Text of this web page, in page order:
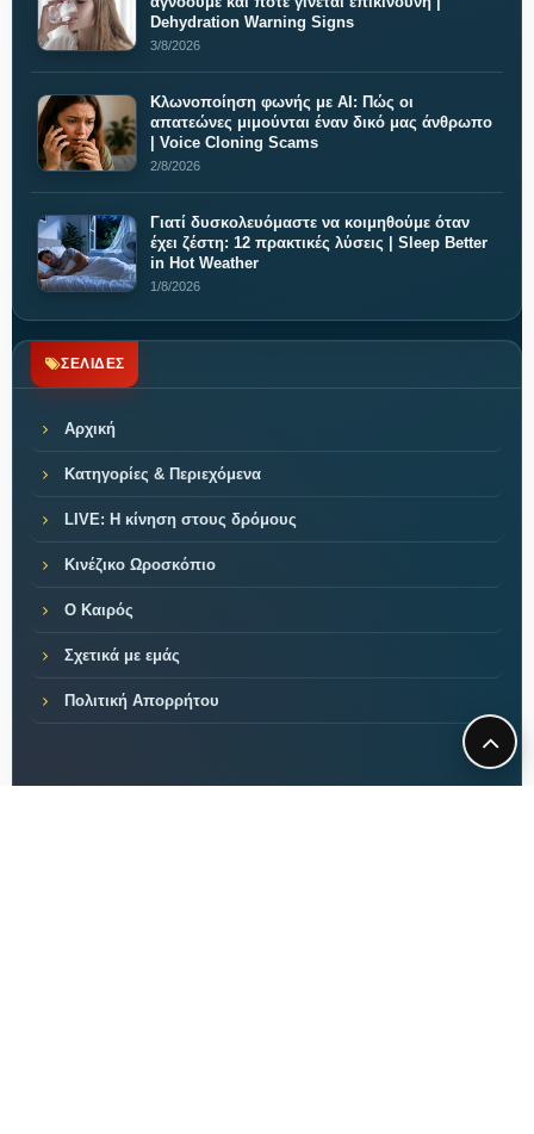
Dehydration Warning Signs
3/8/2026
Κλωνοποίηση φωνής με AI: Πώς οι
απατεώνες μιμούνται έναν δικό μας άνθρωπο
| Voice Cloning Scams
2/8/2026
Γιατί δυσκολευόμαστε να κοιμηθούμε όταν
έχει ζέστη: 12 πρακτικές λύσεις | Sleep Better
in Hot Weather
1/8/2026
ΣΕΛΙΔΕΣ
Αρχική
Κατηγορίες & Περιεχόμενα
LIVE: Η κίνηση στους δρόμους
Κινέζικο Ωροσκόπιο
Ο Καιρός
Σχετικά με εμάς
Πολιτική Απορρήτου